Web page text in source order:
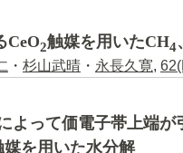
CeO2触媒を用いたCH4
・ 杉山武晴 ・ 永長久寛,
って価電子帯上端が
媒を用いた水分解